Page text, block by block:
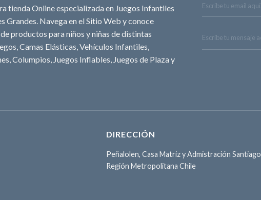
tienda Online especializada en Juegos Infantiles
Grandes. Navega en el Sitio Web y conoce
productos para niños y niñas de distintas
Camas Elásticas, Vehículos Infantiles,
Columpios, Juegos Inflables, Juegos de Plaza y
DIRECCIÓN
Peñalolen, Casa Matriz y Admistración Santiago
Región Metropolitana Chile